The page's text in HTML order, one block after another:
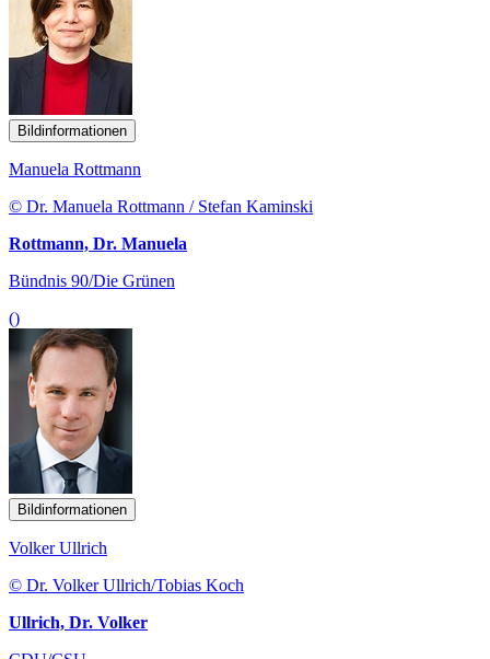
Bildinformationen
Manuela Rottmann
© Dr. Manuela Rottmann / Stefan Kaminski
Rottmann, Dr. Manuela
Bündnis 90/Die Grünen
()
Bildinformationen
Volker Ullrich
© Dr. Volker Ullrich/Tobias Koch
Ullrich, Dr. Volker